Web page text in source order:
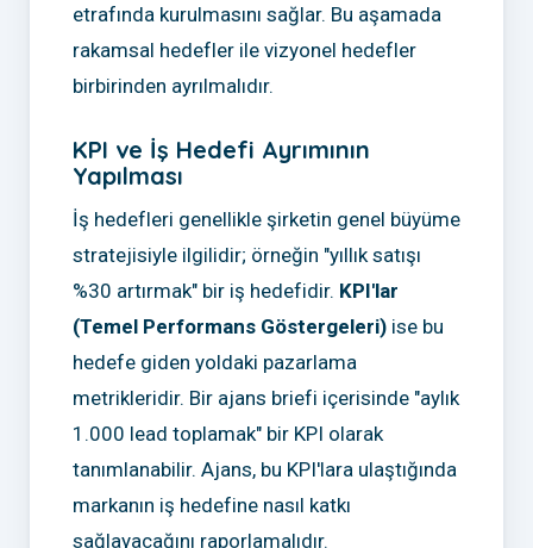
etrafında kurulmasını sağlar. Bu aşamada
rakamsal hedefler ile vizyonel hedefler
birbirinden ayrılmalıdır.
KPI ve İş Hedefi Ayrımının
Yapılması
İş hedefleri genellikle şirketin genel büyüme
stratejisiyle ilgilidir; örneğin "yıllık satışı
%30 artırmak" bir iş hedefidir. KPI'lar
(Temel Performans Göstergeleri) ise bu
hedefe giden yoldaki pazarlama
metrikleridir. Bir ajans briefi içerisinde "aylık
1.000 lead toplamak" bir KPI olarak
tanımlanabilir. Ajans, bu KPI'lara ulaştığında
markanın iş hedefine nasıl katkı
sağlayacağını raporlamalıdır.